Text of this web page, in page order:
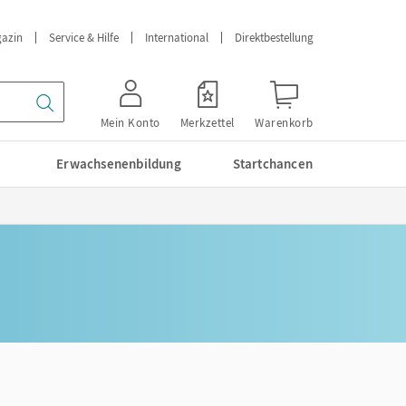
Service & Hilfe International Direktbestellung
Mein Konto Merkzettel Warenkorb
Erwachsenenbildung Startchancen